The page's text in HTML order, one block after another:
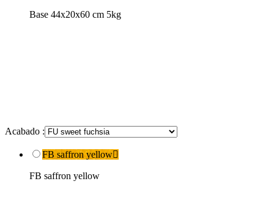
Base 44x20x60 cm 5kg
Acabado :
FB saffron yellow
FB saffron yellow